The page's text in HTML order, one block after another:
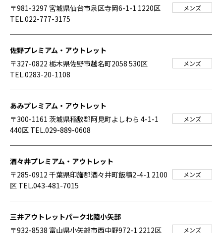
〒981-3297 宮城県仙台市泉区寺岡6-1-1 1220区
TEL.022-777-3175
メンズ
佐野プレミアム・アウトレット
〒327-0822 栃木県佐野市越名町2058 530区
TEL.0283-20-1108
メンズ
あみプレミアム・アウトレット
〒300-1161 茨城県稲敷郡阿見町よしわら 4-1-1
440区 TEL.029-889-0608
メンズ
酒々井プレミアム・アウトレット
〒285-0912 千葉県印旛郡酒々井町飯積2-4-1 2100
区 TEL.043-481-7015
メンズ
三井アウトレットパーク北陸小矢部
〒932-8538 富山県小矢部市西中野972-1 2212区
メンズ